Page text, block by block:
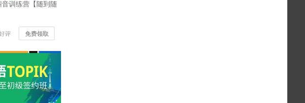
音训练营【随到随
评 免费领取